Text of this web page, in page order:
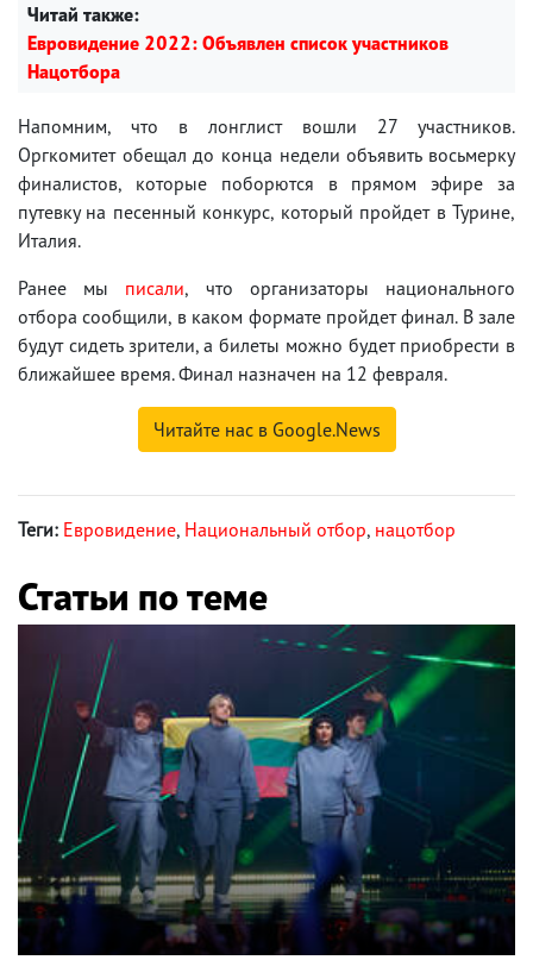
Читай также:
Евровидение 2022: Объявлен список участников
Нацотбора
Напомним, что в лонглист вошли 27 участников.
Оргкомитет обещал до конца недели объявить восьмерку
финалистов, которые поборются в прямом эфире за
путевку на песенный конкурс, который пройдет в Турине,
Италия.
Ранее мы писали, что организаторы национального
отбора сообщили, в каком формате пройдет финал. В зале
будут сидеть зрители, а билеты можно будет приобрести в
ближайшее время. Финал назначен на 12 февраля.
Читайте нас в Google.News
Теги: Евровидение, Национальный отбор, нацотбор
Статьи по теме